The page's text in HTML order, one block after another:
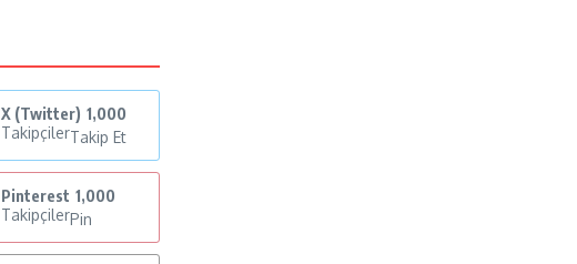
X (Twitter) 1,000
TakipçilerTakip Et
Pinterest 1,000
TakipçilerPin